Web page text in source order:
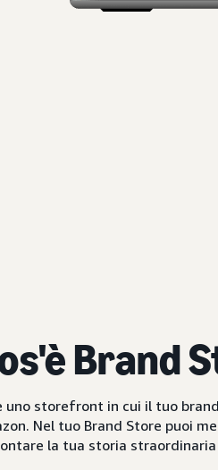
Brand
uno storefront in cui il tuo
Nel tuo Brand Store puoi
la tua storia